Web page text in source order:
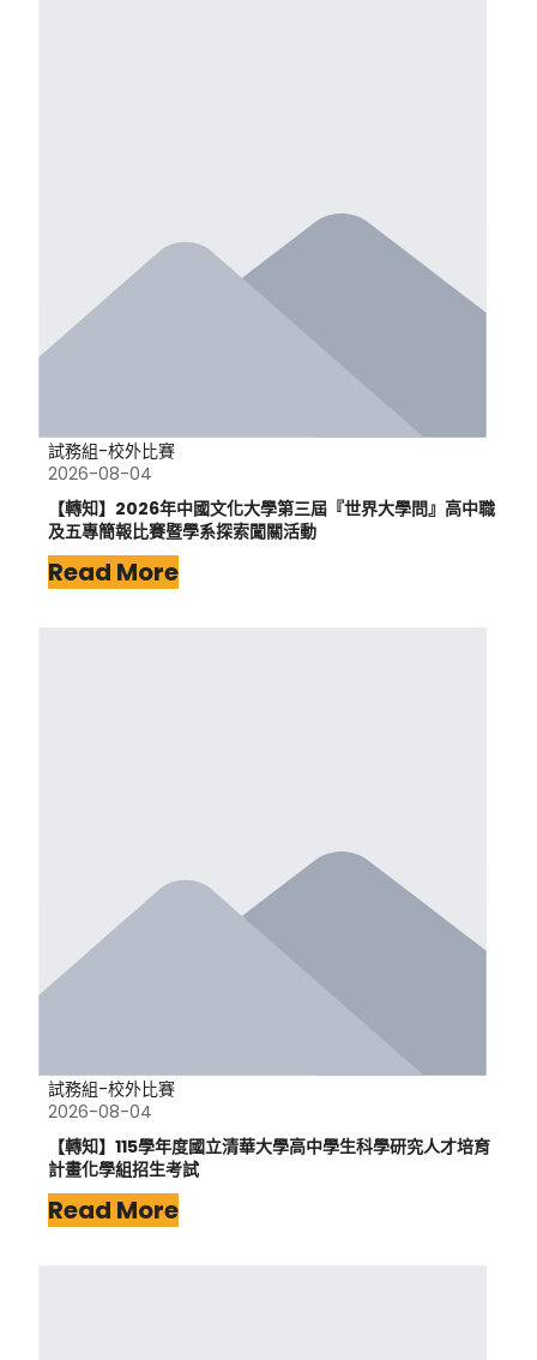
試務組-校外比賽
2026-08-04
【轉知】2026年中國文化大學第三屆『世界大學問』高中職
及五專簡報比賽暨學系探索闖關活動
Read More
試務組-校外比賽
2026-08-04
【轉知】115學年度國立清華大學高中學生科學研究人才培育
計畫化學組招生考試
Read More